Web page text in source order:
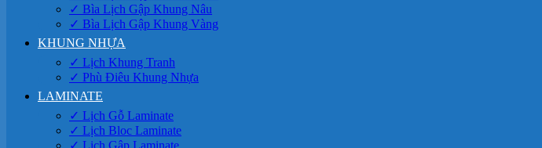
✓ Bìa Lịch Gập Khung Nâu
✓ Bìa Lịch Gập Khung Vàng
KHUNG NHỰA
✓ Lịch Khung Tranh
✓ Phù Điêu Khung Nhựa
LAMINATE
✓ Lịch Gỗ Laminate
✓ Lịch Bloc Laminate
✓ Lịch Gập Laminate